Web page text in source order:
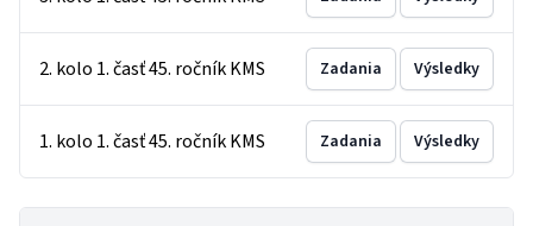
2. kolo 1. časť 45. ročník KMS Zadania Výsledky
1. kolo 1. časť 45. ročník KMS Zadania Výsledky